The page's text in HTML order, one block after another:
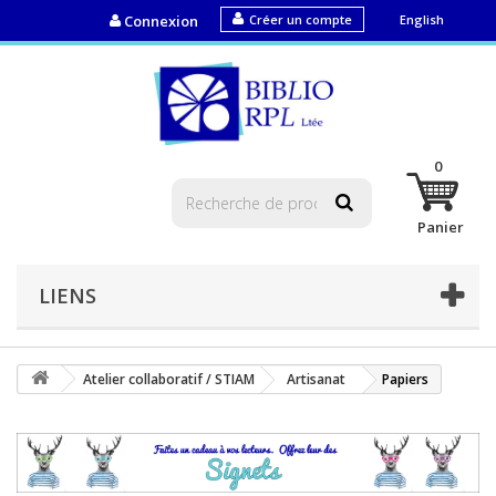
English
Créer un compte
Connexion
0
Panier
LIENS
Atelier collaboratif / STIAM Artisanat Papiers